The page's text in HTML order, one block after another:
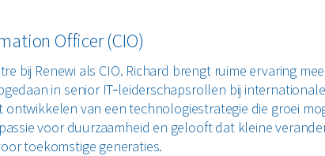
Officer (CIO)
bij Renewi als CIO. Richard brengt ruime ervaring
in senior IT‑leiderschapsrollen bij
ontwikkelen van een technologiestrategie die groei
voor duurzaamheid en gelooft dat kleine
toekomstige generaties.